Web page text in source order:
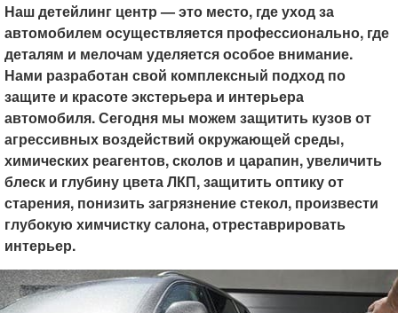
Наш детейлинг центр — это место, где уход за
автомобилем осуществляется профессионально, где
деталям и мелочам уделяется особое внимание.
Нами разработан свой комплексный подход по
защите и красоте экстерьера и интерьера
автомобиля. Сегодня мы можем защитить кузов от
агрессивных воздействий окружающей среды,
химических реагентов, сколов и царапин, увеличить
блеск и глубину цвета ЛКП, защитить оптику от
старения, понизить загрязнение стекол, произвести
глубокую химчистку салона, отреставрировать
интерьер.